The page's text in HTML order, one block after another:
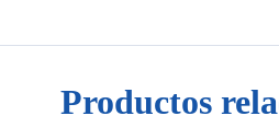
Productos